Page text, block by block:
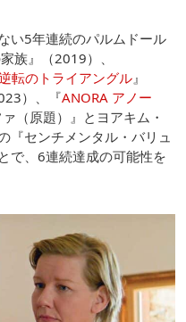
い5年連続のパルムドール
族』（2019）、
転のトライアングル 』
）、『ANORA アノー
（原題）』とヨアキム・
『センチメンタル・バリュ
で、6連続達成の可能性を